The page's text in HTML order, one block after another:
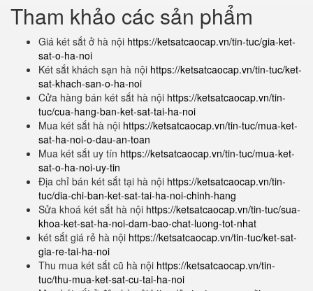
Tham khảo các sản phẩm
Giá két sắt ở hà nội https://ketsatcaocap.vn/tin-tuc/gia-ket-
sat-o-ha-noi
Két sắt khách sạn hà nội https://ketsatcaocap.vn/tin-tuc/ket-
sat-khach-san-o-ha-noi
Cửa hàng bán két sắt hà nội https://ketsatcaocap.vn/tin-
tuc/cua-hang-ban-ket-sat-tai-ha-noi
Mua két sắt hà nội https://ketsatcaocap.vn/tin-tuc/mua-ket-
sat-ha-noi-o-dau-an-toan
Mua két sắt uy tín https://ketsatcaocap.vn/tin-tuc/mua-ket-
sat-o-ha-noi-uy-tin
Địa chỉ bán két sắt tại hà nội https://ketsatcaocap.vn/tin-
tuc/dia-chi-ban-ket-sat-tai-ha-noi-chinh-hang
Sửa khoá két sắt hà nội https://ketsatcaocap.vn/tin-tuc/sua-
khoa-ket-sat-ha-noi-dam-bao-chat-luong-tot-nhat
két sắt giá rẻ hà nội https://ketsatcaocap.vn/tin-tuc/ket-sat-
gia-re-tai-ha-noi
Thu mua két sắt cũ hà nội https://ketsatcaocap.vn/tin-
tuc/thu-mua-ket-sat-cu-tai-ha-noi